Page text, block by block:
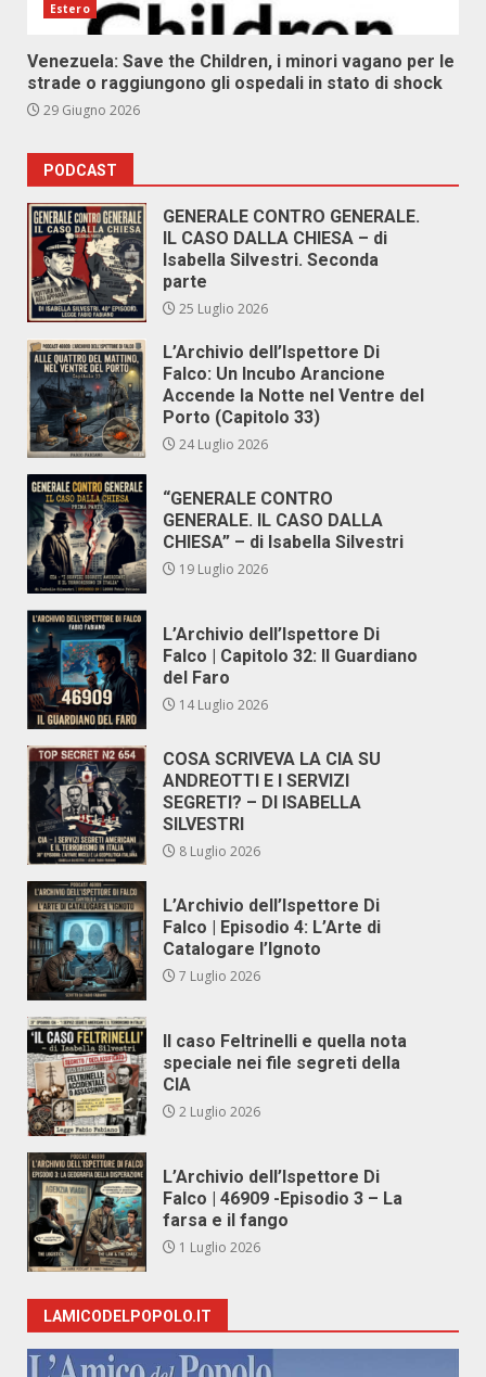
Estero
Venezuela: Save the Children, i minori vagano per le
strade o raggiungono gli ospedali in stato di shock
29 Giugno 2026
PODCAST
GENERALE CONTRO GENERALE.
IL CASO DALLA CHIESA – di
Isabella Silvestri. Seconda
parte
25 Luglio 2026
L’Archivio dell’Ispettore Di
Falco: Un Incubo Arancione
Accende la Notte nel Ventre del
Porto (Capitolo 33)
24 Luglio 2026
“GENERALE CONTRO
GENERALE. IL CASO DALLA
CHIESA” – di Isabella Silvestri
19 Luglio 2026
L’Archivio dell’Ispettore Di
Falco | Capitolo 32: Il Guardiano
del Faro
14 Luglio 2026
COSA SCRIVEVA LA CIA SU
ANDREOTTI E I SERVIZI
SEGRETI? – DI ISABELLA
SILVESTRI
8 Luglio 2026
L’Archivio dell’Ispettore Di
Falco | Episodio 4: L’Arte di
Catalogare l’Ignoto
7 Luglio 2026
Il caso Feltrinelli e quella nota
speciale nei file segreti della
CIA
2 Luglio 2026
L’Archivio dell’Ispettore Di
Falco | 46909 -Episodio 3 – La
farsa e il fango
1 Luglio 2026
LAMICODELPOPOLO.IT